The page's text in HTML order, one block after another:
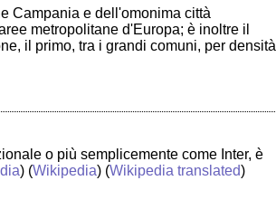
Campania e dell'omonima città
metropolitane d'Europa; è inoltre il
il primo, tra i grandi comuni, per densità
o più semplicemente come Inter, è
) (Wikipedia) (Wikipedia translated)